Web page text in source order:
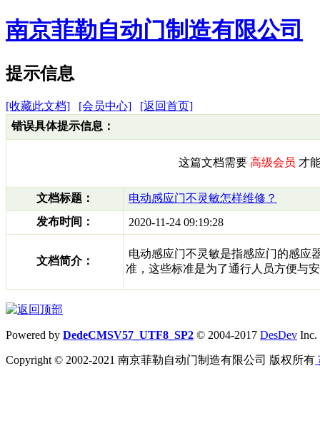
南京菲勒自动门制造有限公司
提示信息
[收藏此文档] [会员中心]
[返回首页]
错误具体提示信息：
这篇文档需要 高级会员 才
文档标题：
电动感应门不灵敏怎样维修？
发布时间：
2020-11-24 09:19:28
文档简介：
电动感应门不灵敏是指感应门的感应
准，这些标准是为了通行人员方便与
Powered by DedeCMSV57_UTF8_SP2 © 2004-2017 DesDev Inc.
Copyright © 2002-2021 南京菲勒自动门制造有限公司 版权所有